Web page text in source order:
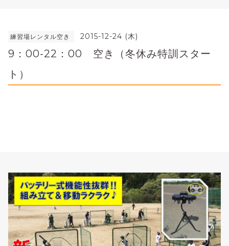
練習場レンタル空き 2015-12-24 (木)
9：00-22：00 空き（冬休み特訓スター
ト）